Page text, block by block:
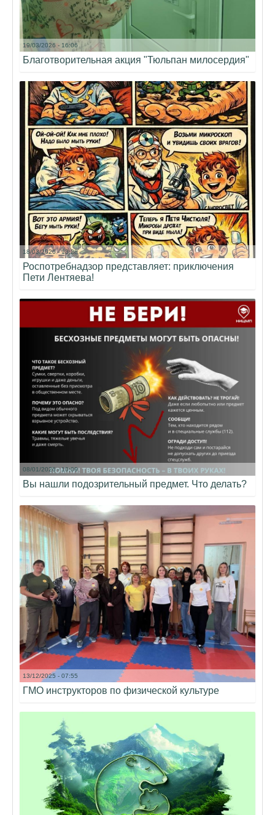
19/03/2026 - 16:06
Благотворительная акция "Тюльпан милосердия"
18/03/2026 - 13:28
Роспотребнадзор представляет: приключения
Пети Лентяева!
08/01/2026 - 10:09
Вы нашли подозрительный предмет. Что делать?
13/12/2025 - 07:55
ГМО инструкторов по физической культуре